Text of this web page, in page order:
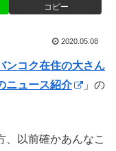
コピー
2020.05.08
ンコク在住の大さん
ニュース紹介
」の
、以前確かあんなこ